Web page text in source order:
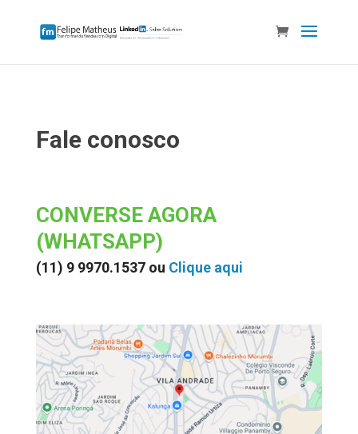
Fale conosco
CONVERSE AGORA
(WHATSAPP)
(11) 9 9970.1537 ou Clique aqui